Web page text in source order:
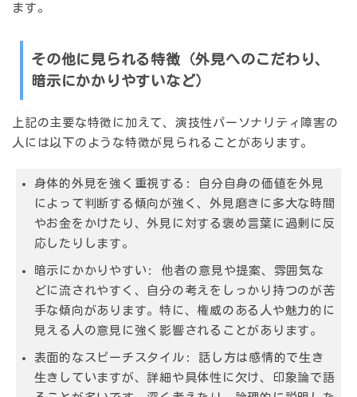
ます。
その他に見られる特徴（外見へのこだわり、
暗示にかかりやすいなど）
上記の主要な特徴に加えて、演技性パーソナリティ障害の
人には以下のような特徴が見られることがあります。
身体的外見を強く重視する:
自分自身の価値を外見
によって判断する傾向が強く、外見磨きに多大な時間
やお金をかけたり、外見に対する褒め言葉に過剰に反
応したりします。
暗示にかかりやすい:
他者の意見や提案、雰囲気な
どに流されやすく、自分の考えをしっかり持つのが苦
手な傾向があります。特に、権威のある人や魅力的に
見える人の意見に強く影響されることがあります。
表面的なスピーチスタイル:
話し方は感情的で生き
生きしていますが、詳細や具体性に欠け、印象論で語